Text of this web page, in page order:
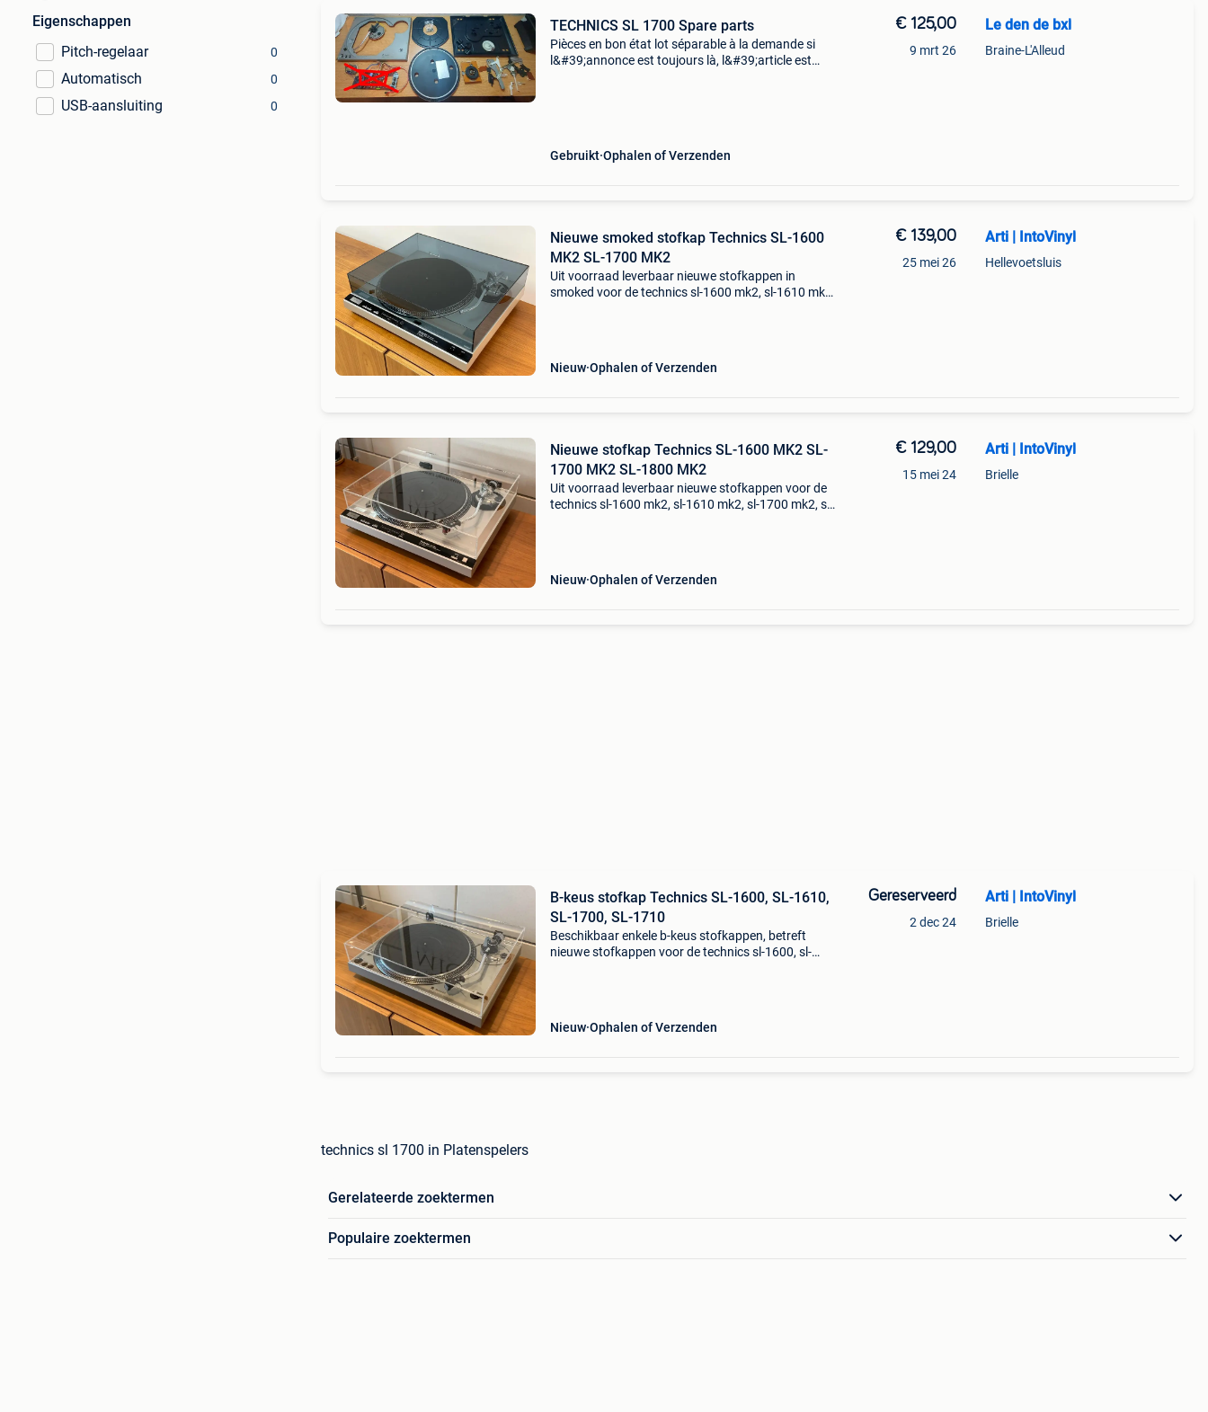
Eigenschappen
Pitch-regelaar
0
Automatisch 0
USB-aansluiting 0
TECHNICS SL 1700 Spare parts
Pièces en bon état lot séparable à la demande si
l&#39;annonce est toujours là, l&#39;article est
Gebruikt Ophalen of Verzenden
€ 125,00
9 mrt 26
Le den de bxl
Braine-L'Alleud
Nieuwe smoked stofkap Technics SL-1600
MK2 SL-1700 MK2
Uit voorraad leverbaar nieuwe stofkappen in
smoked voor de technics sl-1600 mk2, sl-1610 mk2,
Nieuw Ophalen of Verzenden
€ 139,00
25 mei 26
Arti | IntoVinyl
Hellevoetsluis
Nieuwe stofkap Technics SL-1600 MK2 SL-
1700 MK2 SL-1800 MK2
Uit voorraad leverbaar nieuwe stofkappen voor de
technics sl-1600 mk2, sl-1610 mk2, sl-1700 mk2, sl-
Nieuw Ophalen of Verzenden
€ 129,00
15 mei 24
Arti | IntoVinyl
Brielle
B-keus stofkap Technics SL-1600, SL-1610,
SL-1700, SL-1710
Beschikbaar enkele b-keus stofkappen, betreft
nieuwe stofkappen voor de technics sl-1600, sl-
Nieuw Ophalen of Verzenden
Gereserveerd
2 dec 24
Arti | IntoVinyl
Brielle
technics sl 1700 in Platenspelers
Gerelateerde zoektermen
Populaire zoektermen